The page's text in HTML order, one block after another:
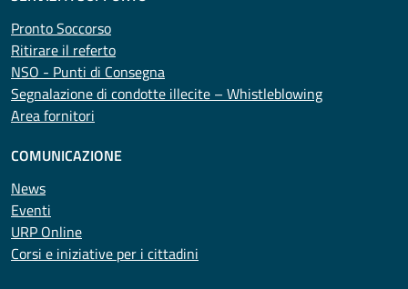
Pronto Soccorso
Ritirare il referto
NSO - Punti di Consegna
Segnalazione di condotte illecite – Whistleblowing
Area fornitori
COMUNICAZIONE
News
Eventi
URP Online
Corsi e iniziative per i cittadini